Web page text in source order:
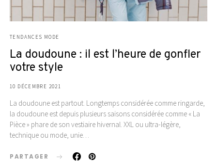
TENDANCES MODE
La doudoune : il est l’heure de gonfler
votre style
10 DÉCEMBRE 2021
La doudoune est partout. Longtemps considérée comme ringarde,
la doudoune est depuis plusieurs saisons considérée comme « La
Pièce » phare de son vestiaire hivernal. XXL ou ultra-légère,
technique ou mode, unie…
PARTAGER